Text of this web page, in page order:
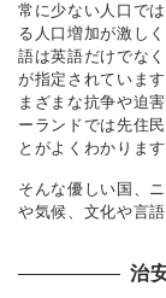
常に少ない人口で
る人口増加が激し
語は英語だけでな
が指定されていま
まざまな抗争や迫
ーランドでは先住
とがよくわかります
そんな優しい国、
や気候、文化や言
治